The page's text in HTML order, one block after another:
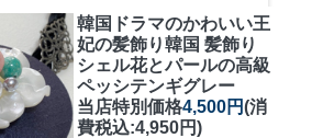
韓国ドラマのかわいい王
妃の髪飾り韓国 髪飾り
シェル花とパールの高級
ペッシテンギグレー
当店特別価格4,500円(消
費税込:4,950円)